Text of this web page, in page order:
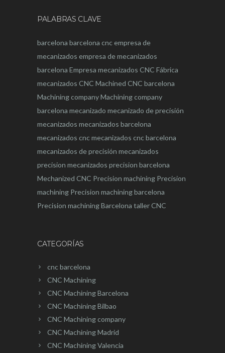
PALABRAS CLAVE
barcelona barcelona cncempresa de
mecanizados empresa de mecanizados
barcelona Empresa mecanizados CNC Fábrica
mecanizados CNC Machined CNC barcelona
Machining companyMachining company
barcelona mecanizado mecanizado de precisión
mecanizados mecanizados barcelona
mecanizados cncmecanizados cnc barcelona
mecanizados de precisión mecanizados
precision mecanizados precision barcelona
Mechanized CNC Precision machining Precision
machining Precision machining barcelona
Precision machining Barcelona taller CNC
CATEGORÍAS
cnc barcelona
CNC Machining
CNC Machining Barcelona
CNC Machining Bilbao
CNC Machining company
CNC Machining Madrid
CNC Machining Valencia